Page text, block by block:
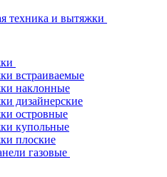
техника и вытяжки
встраиваемые
наклонные
дизайнерские
островные
купольные
плоские
газовые